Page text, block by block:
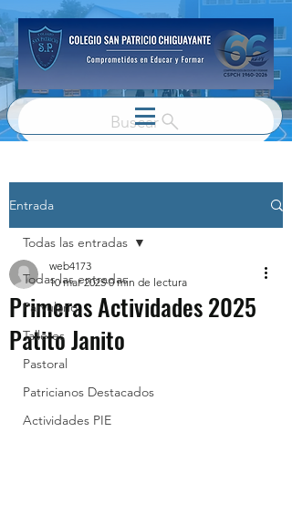
Buscar
Entrada
Todas las entradas
Parvulario
Talleres
Pastoral
Patricianos Destacados
Actividades PIE
Todas las entradas
Primeras Actividades 2025
Patito Janito
web4173
10 mar 2025 0 min de lectura